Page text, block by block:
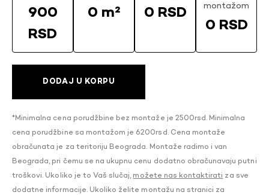
900
RSD
0 m² 0 RSD
montažom
0 RSD
DODAJ U KORPU
*Minimalna cena porudžbine bez montaže je 2500rsd. Minimalna
cena porudžbine sa montažom je 6200rsd. Cena montaže
obračunata je za teritoriju Beograda. Montaže radimo i van
Beograda, pri čemu se na ukupnu cenu dodatno obračunavaju putni
troškovi. Ukoliko je to Vaš slučaj, možete nas kontaktirati za sve
dodatne informacije. Ukoliko želite montažu na stranici za